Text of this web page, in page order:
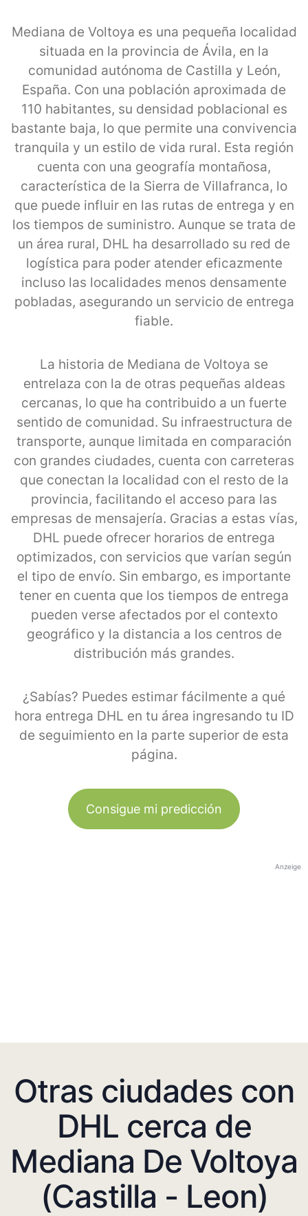
Mediana de Voltoya es una pequeña localidad
situada en la provincia de Ávila, en la
comunidad autónoma de Castilla y León,
España. Con una población aproximada de
110 habitantes, su densidad poblacional es
bastante baja, lo que permite una convivencia
tranquila y un estilo de vida rural. Esta región
cuenta con una geografía montañosa,
característica de la Sierra de Villafranca, lo
que puede influir en las rutas de entrega y en
los tiempos de suministro. Aunque se trata de
un área rural, DHL ha desarrollado su red de
logística para poder atender eficazmente
incluso las localidades menos densamente
pobladas, asegurando un servicio de entrega
fiable.
La historia de Mediana de Voltoya se
entrelaza con la de otras pequeñas aldeas
cercanas, lo que ha contribuido a un fuerte
sentido de comunidad. Su infraestructura de
transporte, aunque limitada en comparación
con grandes ciudades, cuenta con carreteras
que conectan la localidad con el resto de la
provincia, facilitando el acceso para las
empresas de mensajería. Gracias a estas vías,
DHL puede ofrecer horarios de entrega
optimizados, con servicios que varían según
el tipo de envío. Sin embargo, es importante
tener en cuenta que los tiempos de entrega
pueden verse afectados por el contexto
geográfico y la distancia a los centros de
distribución más grandes.
¿Sabías? Puedes estimar fácilmente a qué
hora entrega DHL en tu área ingresando tu ID
de seguimiento en la parte superior de esta
página.
Consigue mi predicción
Anzeige
Otras ciudades con
DHL cerca de
Mediana De Voltoya
(Castilla - Leon)